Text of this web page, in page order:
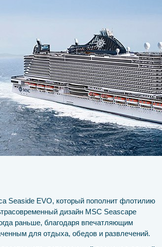
Seaside EVO, который пополнит флотилию
дизайн MSC Seascape
раньше, благодаря впечатляющим
для отдыха, обедов и развлечений.